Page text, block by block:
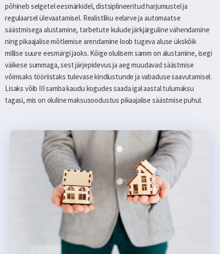
põhineb selgetel eesmärkidel, distsiplineeritud harjumustel ja
regulaarsel ülevaatamisel. Realistliku eelarve ja automaatse
säästmisega alustamine, tarbetute kulude järkjärguline vähendamine
ning pikaajalise mõtlemise arendamine loob tugeva aluse ükskõik
millise suure eesmärgi jaoks. Kõige olulisem samm on alustamine, isegi
väikese summaga, sest järjepidevus ja aeg muudavad säästmise
võimsaks tööriistaks tulevase kindlustunde ja vabaduse saavutamisel.
Lisaks võib III samba kaudu kogudes saada igal aastal tulumaksu
tagasi, mis on oluline maksusoodustus pikaajalise säästmise puhul.